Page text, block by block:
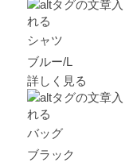
シャツ
ブルー/L
詳しく見る
バッグ
ブラック